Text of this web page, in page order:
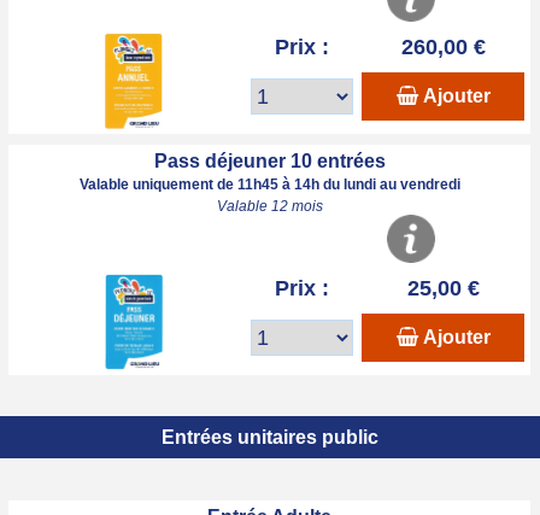
Prix : 260,00 €
Ajouter
Pass déjeuner 10 entrées
Valable uniquement de 11h45 à 14h du lundi au vendredi
Valable 12 mois
Prix : 25,00 €
Ajouter
Entrées unitaires public